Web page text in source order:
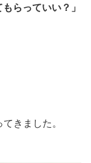
らっていい？」
きました。